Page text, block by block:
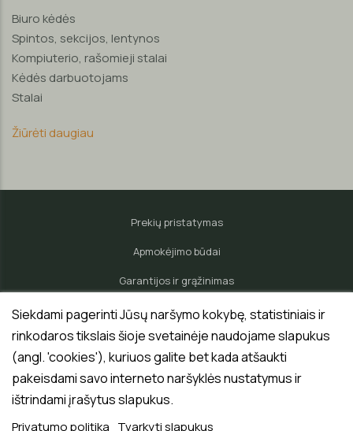
Biuro kėdės
Spintos, sekcijos, lentynos
Kompiuterio, rašomieji stalai
Kėdės darbuotojams
Stalai
Žiūrėti daugiau
Siekdami pagerinti Jūsų naršymo kokybę, statistiniais ir
rinkodaros tikslais šioje svetainėje naudojame slapukus
(angl. 'cookies'), kuriuos galite bet kada atšaukti
pakeisdami savo interneto naršyklės nustatymus ir
ištrindami įrašytus slapukus.
Privatumo politika Tvarkyti slapukus
Prekių pristatymas
Apmokėjimo būdai
Garantijos ir grąžinimas
Pardavėjo teisės ir pareigos
Privatumo politika
Pirkėjo teisės ir pareigos
Partneriams ir tiekėjams
Paslaugos